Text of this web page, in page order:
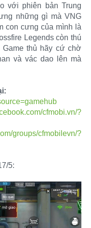
với phiên bản Trung
những gì mà VNG
con cưng của mình là
Legends còn thú
thủ hãy cứ chờ
và vác dao lên mà
cfmobi.vn/?
groups/cfmobilevn/?
5: